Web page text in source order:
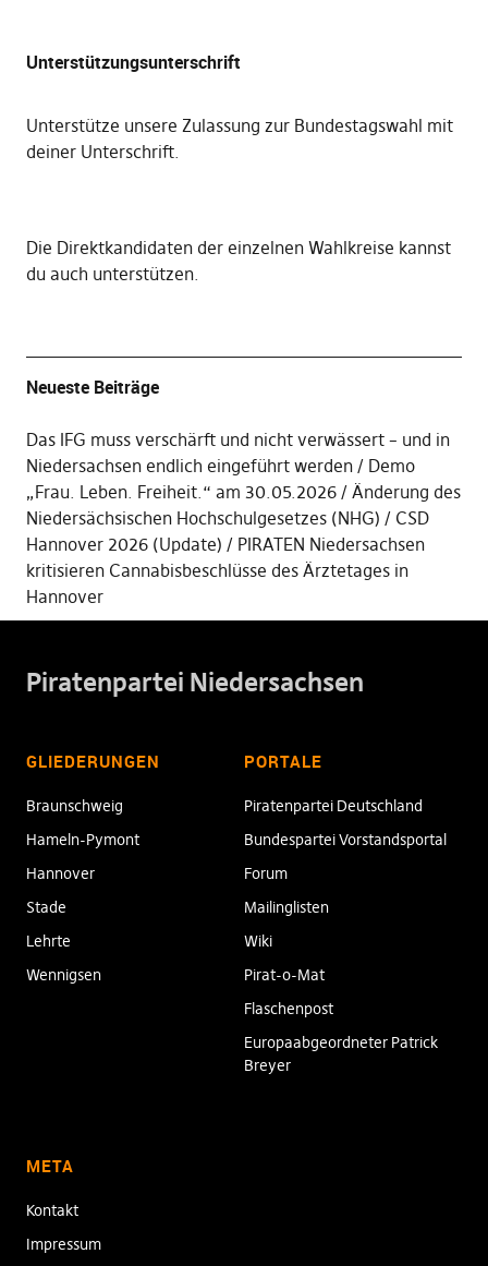
Unterstützungsunterschrift
Unterstütze unsere Zulassung zur Bundestagswahl mit
deiner Unterschrift.
Die Direktkandidaten der einzelnen Wahlkreise kannst
du auch unterstützen.
Neueste Beiträge
Das IFG muss verschärft und nicht verwässert – und in
Niedersachsen endlich eingeführt werden
Demo
„Frau. Leben. Freiheit.“ am 30.05.2026
Änderung des
Niedersächsischen Hochschulgesetzes (NHG)
CSD
Hannover 2026 (Update)
PIRATEN Niedersachsen
kritisieren Cannabisbeschlüsse des Ärztetages in
Hannover
Piratenpartei Niedersachsen
GLIEDERUNGEN
Braunschweig
Hameln-Pymont
Hannover
Stade
Lehrte
Wennigsen
PORTALE
Piratenpartei Deutschland
Bundespartei Vorstandsportal
Forum
Mailinglisten
Wiki
Pirat-o-Mat
Flaschenpost
Europaabgeordneter Patrick
Breyer
META
Kontakt
Impressum